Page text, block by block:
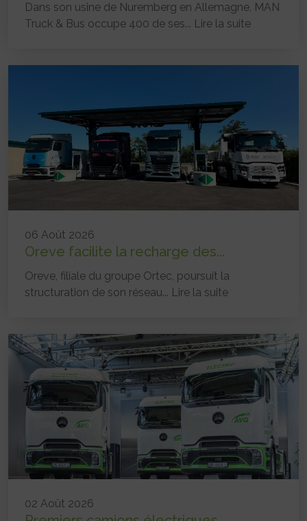
Dans son usine de Nuremberg en Allemagne, MAN
Truck & Bus occupe 400 de ses... Lire la suite
06 Août 2026
Oreve facilite la recharge des...
Oreve, filiale du groupe Ortec, poursuit la
structuration de son réseau... Lire la suite
02 Août 2026